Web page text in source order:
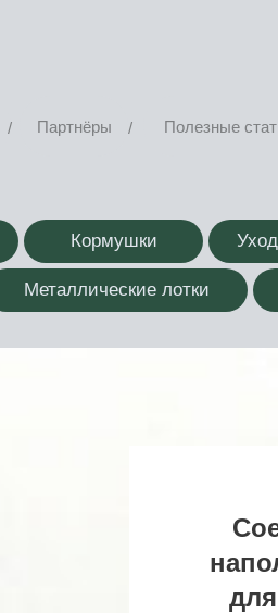
Партнёры Полезные
/ /
Кормушки
Металлические лотки